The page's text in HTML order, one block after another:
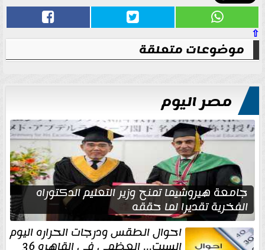
⇧
موضوعات متعلقة
مصر اليوم
جامعة هيروشيما تمنح وزير التعليم الدكتوراه
الفخرية تقديرا لما حققه
احوال الطقس ودرجات الحراره اليوم